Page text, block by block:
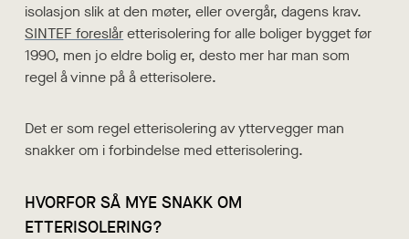
isolasjon slik at den møter, eller overgår, dagens krav.
SINTEF foreslåretterisolering for alle boliger bygget før
1990, men jo eldre bolig er, desto mer har man som
regel å vinne på å etterisolere.
Det er som regel etterisolering av yttervegger man
snakker om i forbindelse med etterisolering.
HVORFOR SÅ MYE SNAKK OM
ETTERISOLERING?